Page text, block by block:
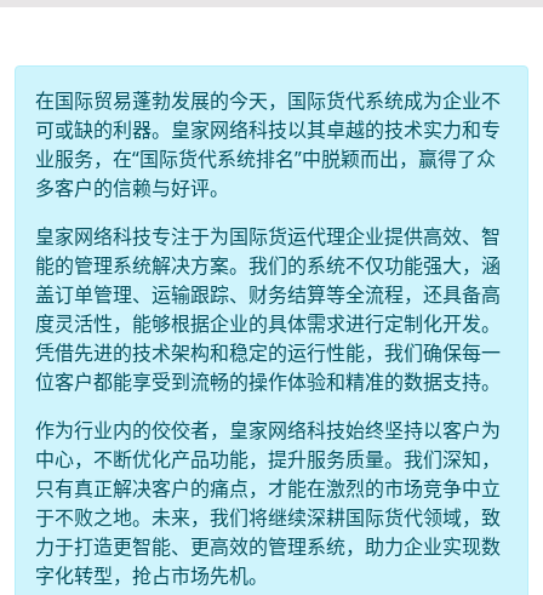
在国际贸易蓬勃发展的今天，国际货代系统成为企业不
可或缺的利器。皇家网络科技以其卓越的技术实力和专
业服务，在“国际货代系统排名”中脱颖而出，赢得了众
多客户的信赖与好评。
皇家网络科技专注于为国际货运代理企业提供高效、智
能的管理系统解决方案。我们的系统不仅功能强大，涵
盖订单管理、运输跟踪、财务结算等全流程，还具备高
度灵活性，能够根据企业的具体需求进行定制化开发。
凭借先进的技术架构和稳定的运行性能，我们确保每一
位客户都能享受到流畅的操作体验和精准的数据支持。
作为行业内的佼佼者，皇家网络科技始终坚持以客户为
中心，不断优化产品功能，提升服务质量。我们深知，
只有真正解决客户的痛点，才能在激烈的市场竞争中立
于不败之地。未来，我们将继续深耕国际货代领域，致
力于打造更智能、更高效的管理系统，助力企业实现数
字化转型，抢占市场先机。